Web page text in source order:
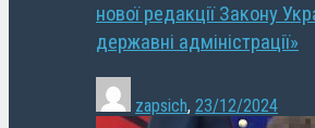
нової редакції Закону
державні адміністрації»
zapsich, 23/12/2024